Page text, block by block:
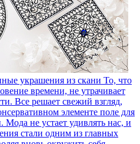
украшения из скани То, что
времени, не утрачивает
Все решает свежий взгляд,
элементе поле для
Мода не устает удивлять нас, и
стали одним из главных